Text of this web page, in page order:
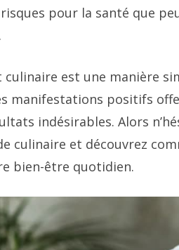
pour la santé que
culinaire est une manière
manifestations positifs
indésirables. Alors
culinaire et découvrez
bien-être quotidien.